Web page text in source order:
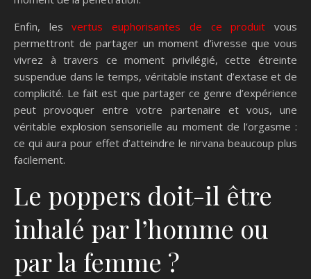
Enfin, lesvertus euphorisantes de ce produit vous
permettront de partager un moment d’ivresse que vous
vivrez à travers ce moment privilégié, cette étreinte
suspendue dans le temps, véritable instant d’extase et de
complicité. Le fait est que partager ce genre d’expérience
peut provoquer entre votre partenaire et vous, une
véritable explosion sensorielle au moment de l’orgasme :
ce qui aura pour effet d’atteindre le nirvana beaucoup plus
facilement.
Le poppers doit-il être
inhalé par l’homme ou
par la femme ?